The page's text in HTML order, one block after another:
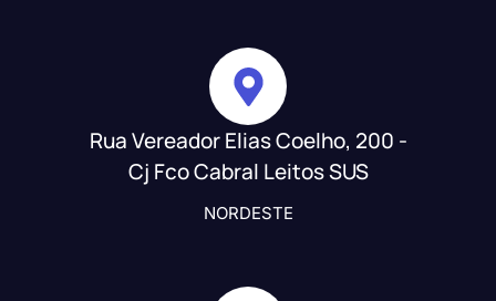
Rua Vereador Elias Coelho, 200 -
Cj Fco Cabral Leitos SUS
NORDESTE